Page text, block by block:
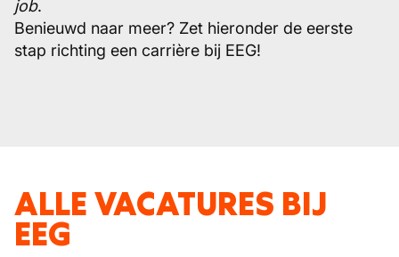
job.
Benieuwd naar meer? Zet hieronder de eerste
stap richting een carrière bij EEG!
ALLE VACATURES BIJ
EEG